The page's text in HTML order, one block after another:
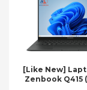
[Like New]
Zenbook Q415